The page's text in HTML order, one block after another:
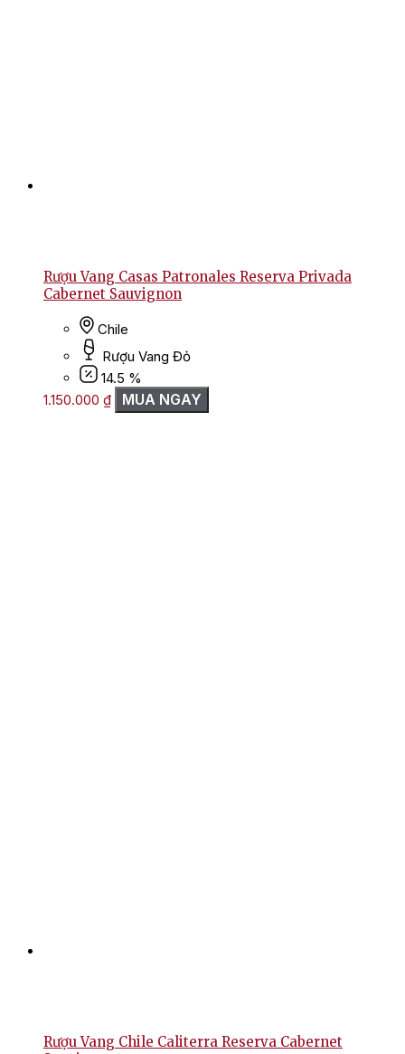
Rượu Vang Casas Patronales Reserva Privada
Cabernet Sauvignon
Chile
Rượu Vang Đỏ
14.5 %
1.150.000 ₫ MUA NGAY
Rượu Vang Chile Caliterra Reserva Cabernet